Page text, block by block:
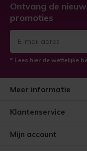
Ontvang de
promoties
* Lees hier de wettelijke
Meer informatie
Klantenservice
Mijn account